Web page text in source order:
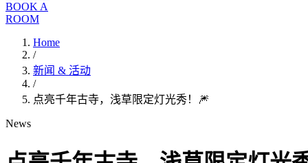
BOOK A
ROOM
Home
/
新闻 & 活动
/
点亮千年古寺，浅草限定灯光秀！🎆
News